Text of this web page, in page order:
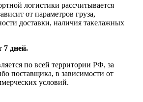
логистики рассчитывается
от параметров груза,
доставки, наличия такелажных
7 дней.
по всей территории РФ, за
поставщика, в зависимости от
условий.